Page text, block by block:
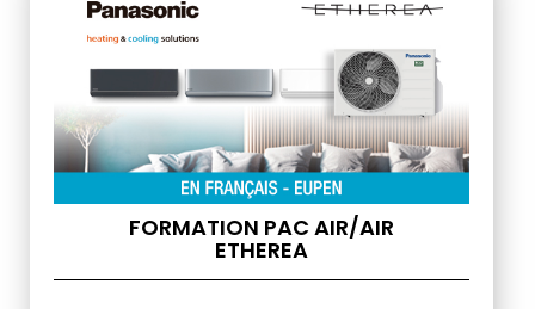
FORMATION PAC AIR/AIR
ETHEREA